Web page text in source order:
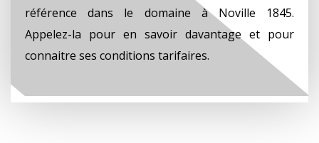
référence dans le domaine à Noville 1845.
Appelez-la pour en savoir davantage et pour
connaitre ses conditions tarifaires.